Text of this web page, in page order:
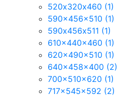
520х320х460 (1)
590x456x510 (1)
590х456х511 (1)
610x440x460 (1)
620x490x510 (1)
640x458x400 (2)
700x510x620 (1)
717x545x592 (2)